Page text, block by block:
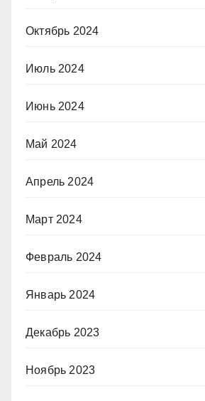
Октябрь 2024
Июль 2024
Июнь 2024
Май 2024
Апрель 2024
Март 2024
Февраль 2024
Январь 2024
Декабрь 2023
Ноябрь 2023